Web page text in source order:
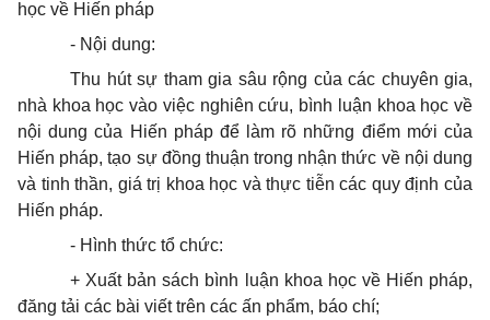
học về Hiến pháp
- Nội dung:
Thu hút sự tham gia sâu rộng của các chuyên gia,
nhà khoa học vào việc nghiên cứu, bình luận khoa học về
nội dung của Hiến pháp để làm rõ những điểm mới của
Hiến pháp, tạo sự đồng thuận trong nhận thức về nội dung
và tinh thần, giá trị khoa học và thực tiễn các quy định của
Hiến pháp.
- Hình thức tổ chức:
+ Xuất bản sách bình luận khoa học về Hiến pháp,
đăng tải các bài viết trên các ấn phẩm, báo chí;